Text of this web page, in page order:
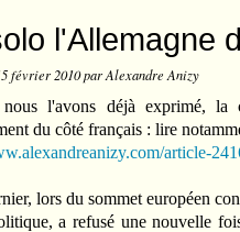
l'Allemagne
février 2010par Alexandre Anizy
l'avons déjà exprimé, la
du côté français : lire
article-
lors du sommet européen
a refusé une nouvelle